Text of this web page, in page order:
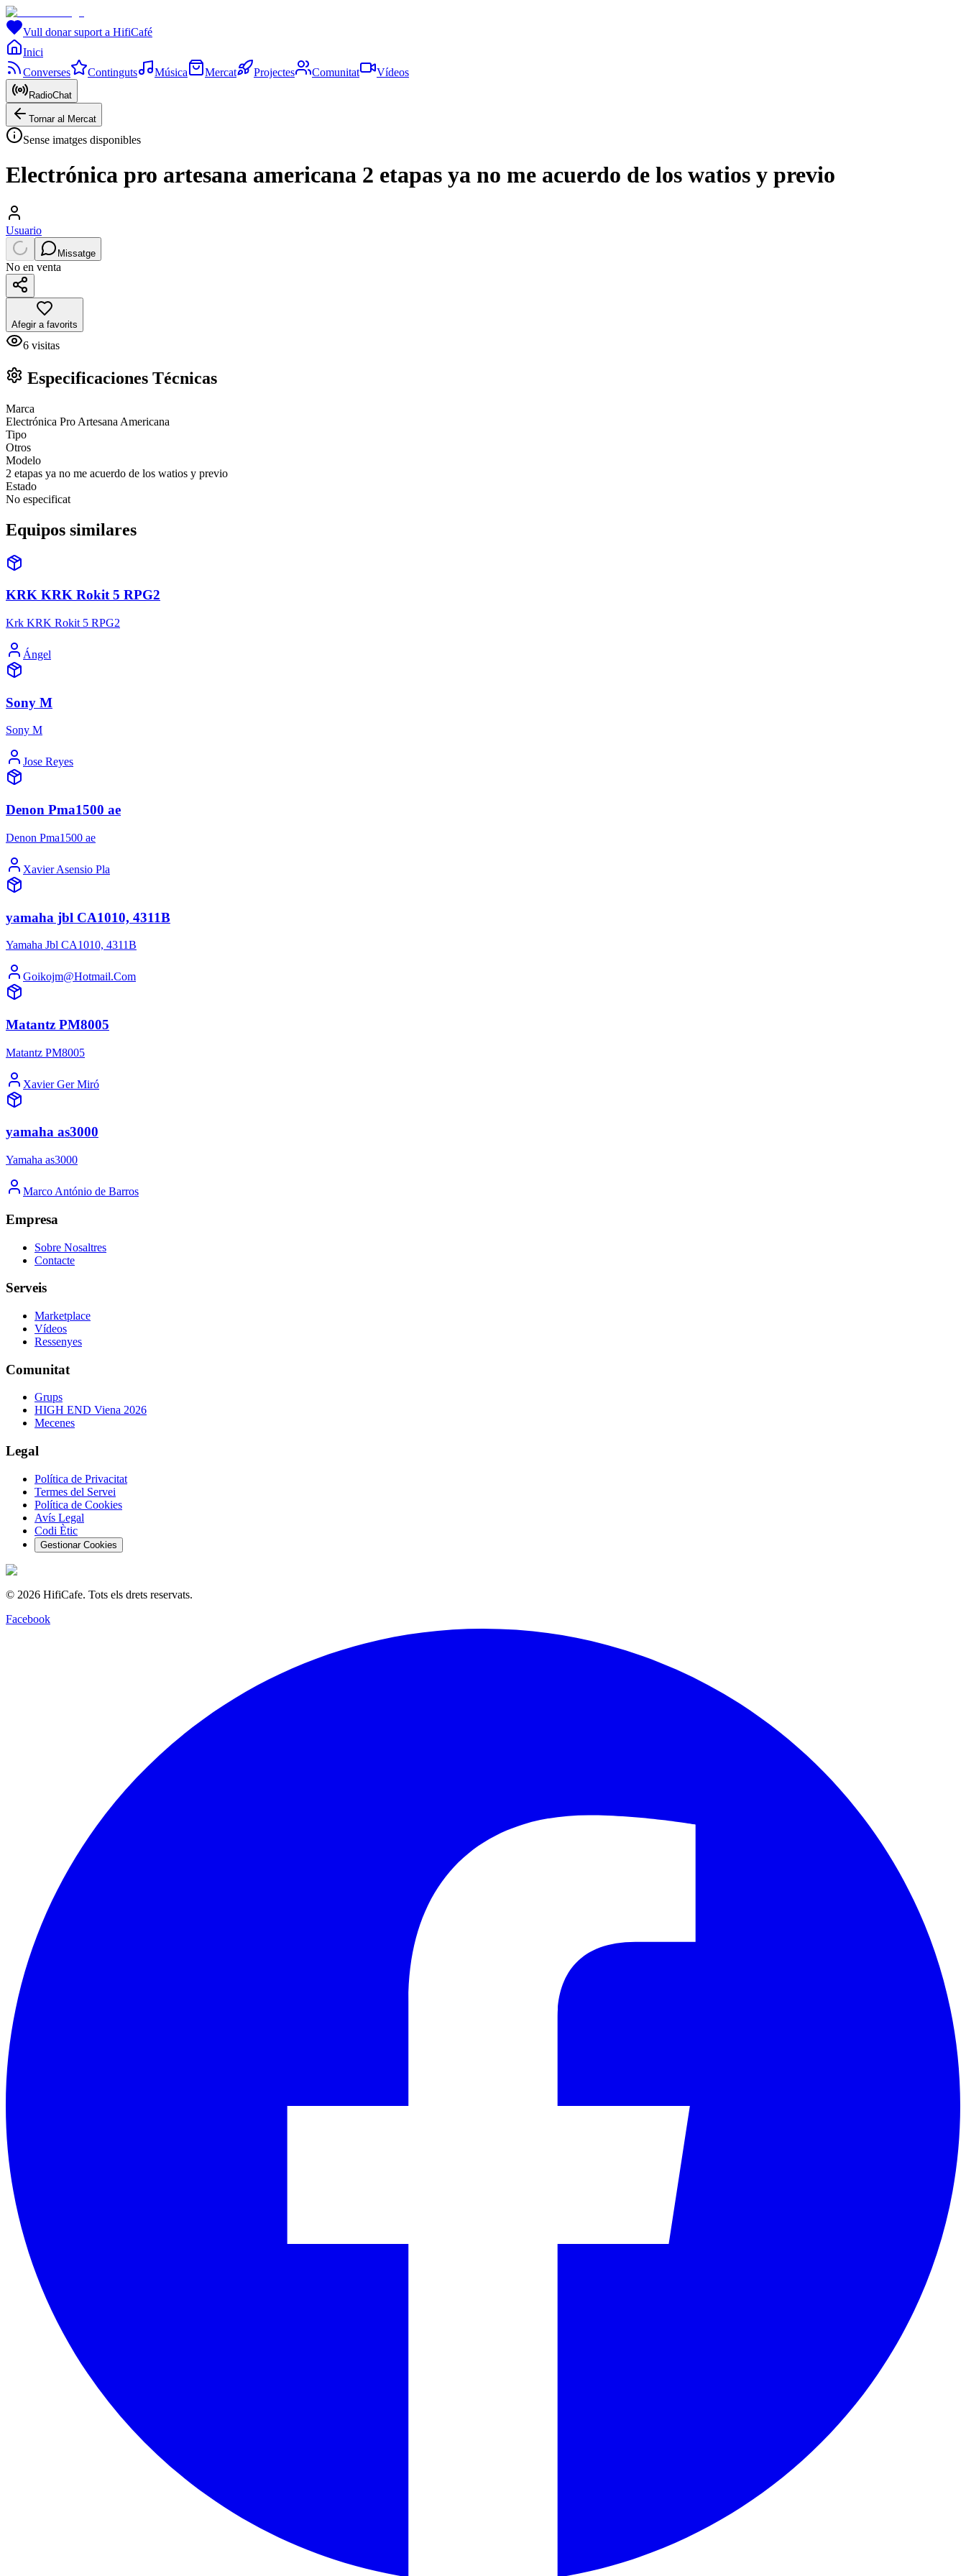
Vull donar suport a HifiCafé
Inici
Converses
Continguts Música Mercat Projectes Comunitat Vídeos
RadioChat
Tornar al Mercat
Sense imatges disponibles
Electrónica pro artesana americana 2 etapas ya no me acuerdo de los watios y previo
Usuario
Missatge
No en venta
Afegir a favorits
6 visitas
Especificaciones Técnicas
Marca
Electrónica Pro Artesana Americana
Tipo
Otros
Modelo
2 etapas ya no me acuerdo de los watios y previo
Estado
No especificat
Equipos similares
KRK KRK Rokit 5 RPG2
Krk KRK Rokit 5 RPG2
Ángel
Sony M
Sony M
Jose Reyes
Denon Pma1500 ae
Denon Pma1500 ae
Xavier Asensio Pla
yamaha jbl CA1010, 4311B
Yamaha Jbl CA1010, 4311B
Goikojm@Hotmail.Com
Matantz PM8005
Matantz PM8005
Xavier Ger Miró
yamaha as3000
Yamaha as3000
Marco António de Barros
Empresa
Sobre Nosaltres
Contacte
Serveis
Marketplace
Vídeos
Ressenyes
Comunitat
Grups
HIGH END Viena 2026
Mecenes
Legal
Política de Privacitat
Termes del Servei
Política de Cookies
Avís Legal
Codi Ètic
Gestionar Cookies
© 2026 HifiCafe. Tots els drets reservats.
Facebook